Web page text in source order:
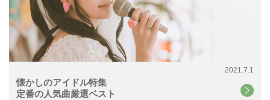
2021.7.1
懐かしのアイドル特集
定番の人気曲厳選ベスト